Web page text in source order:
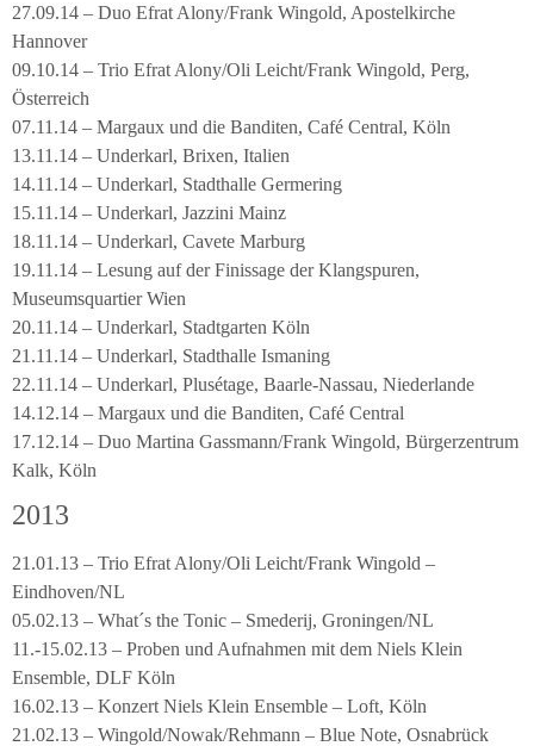
27.09.14 – Duo Efrat Alony/Frank Wingold, Apostelkirche
Hannover
09.10.14 – Trio Efrat Alony/Oli Leicht/Frank Wingold, Perg,
Österreich
07.11.14 – Margaux und die Banditen, Café Central, Köln
13.11.14 – Underkarl, Brixen, Italien
14.11.14 – Underkarl, Stadthalle Germering
15.11.14 – Underkarl, Jazzini Mainz
18.11.14 – Underkarl, Cavete Marburg
19.11.14 – Lesung auf der Finissage der Klangspuren,
Museumsquartier Wien
20.11.14 – Underkarl, Stadtgarten Köln
21.11.14 – Underkarl, Stadthalle Ismaning
22.11.14 – Underkarl, Plusétage, Baarle-Nassau, Niederlande
14.12.14 – Margaux und die Banditen, Café Central
17.12.14 – Duo Martina Gassmann/Frank Wingold, Bürgerzentrum
Kalk, Köln
2013
21.01.13 – Trio Efrat Alony/Oli Leicht/Frank Wingold –
Eindhoven/NL
05.02.13 – What´s the Tonic – Smederij, Groningen/NL
11.-15.02.13 – Proben und Aufnahmen mit dem Niels Klein
Ensemble, DLF Köln
16.02.13 – Konzert Niels Klein Ensemble – Loft, Köln
21.02.13 – Wingold/Nowak/Rehmann – Blue Note, Osnabrück